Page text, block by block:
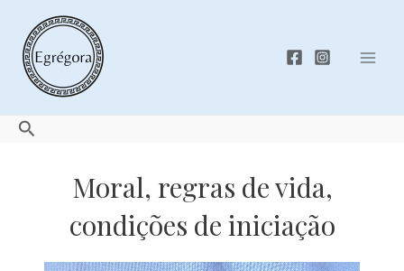
content
Search
Moral, regras de vida,
condições de iniciação